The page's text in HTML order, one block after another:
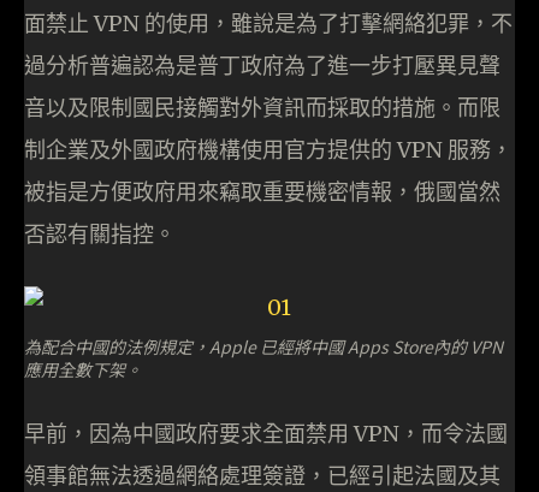
面禁止 VPN 的使用，雖說是為了打擊網絡犯罪，不
過分析普遍認為是普丁政府為了進一步打壓異見聲
音以及限制國民接觸對外資訊而採取的措施。而限
制企業及外國政府機構使用官方提供的 VPN 服務，
被指是方便政府用來竊取重要機密情報，俄國當然
否認有關指控。
為配合中國的法例規定，Apple 已經將中國 Apps Store內的 VPN
應用全數下架。
早前，因為中國政府要求全面禁用 VPN，而令法國
領事館無法透過網絡處理簽證，已經引起法國及其